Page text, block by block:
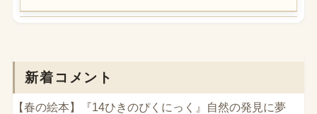
新着コメント
【春の絵本】『14ひきのぴくにっく』自然の発見に夢